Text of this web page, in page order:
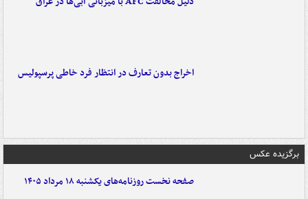
اخراج بدون تعارف در انتظار فرد خاطی پرسپولیس
برگزیده عکس
صفحه نخست روزنامه‌های یکشنبه ۱۸ مرداد ۱۴۰۵